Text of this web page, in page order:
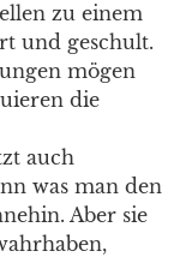
zu einem
und geschult.
mögen
die
auch
was man den
Aber sie